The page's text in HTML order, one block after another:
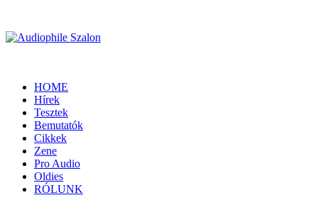
HOME
Hírek
Tesztek
Bemutatók
Cikkek
Zene
Pro Audio
Oldies
RÓLUNK